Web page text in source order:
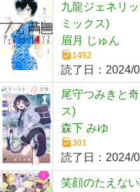
九龍ジェネリ
ミックス)
眉月 じゅん
1452
読了日： 2024/
尾守つみきと
ス)
森下 みゆ
301
読了日： 2024/
笑顔のたえな